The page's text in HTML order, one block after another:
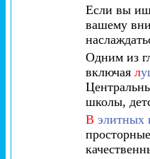
Если вы
вашему
Одним из
включая л
школы,
В элитных